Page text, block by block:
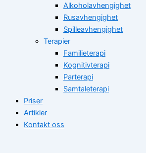
Alkoholavhengighet
Rusavhengighet
Spilleavhengighet
Terapier
Familieterapi
Kognitivterapi
Parterapi
Samtaleterapi
Priser
Artikler
Kontakt oss